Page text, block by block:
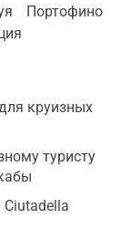
Портофино
круизных
туристу